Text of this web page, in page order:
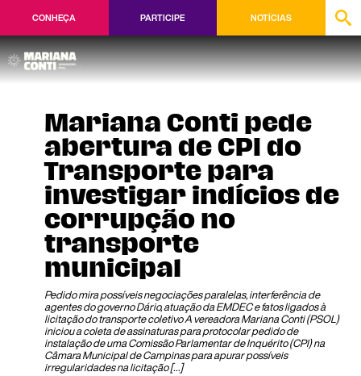
CONHEÇA PARTICIPE NOTÍCIAS
Mariana Conti pede
abertura de CPI do
Transporte para
investigar indícios de
corrupção no
transporte
municipal
Pedido mira possíveis negociações paralelas, interferência de
agentes do governo Dário, atuação da EMDEC e fatos ligados à
licitação do transporte coletivo A vereadora Mariana Conti (PSOL)
iniciou a coleta de assinaturas para protocolar pedido de
instalação de uma Comissão Parlamentar de Inquérito (CPI) na
Câmara Municipal de Campinas para apurar possíveis
irregularidades na licitação […]